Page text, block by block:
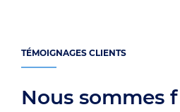
TÉMOIGNAGES CLIENTS
Nous sommes